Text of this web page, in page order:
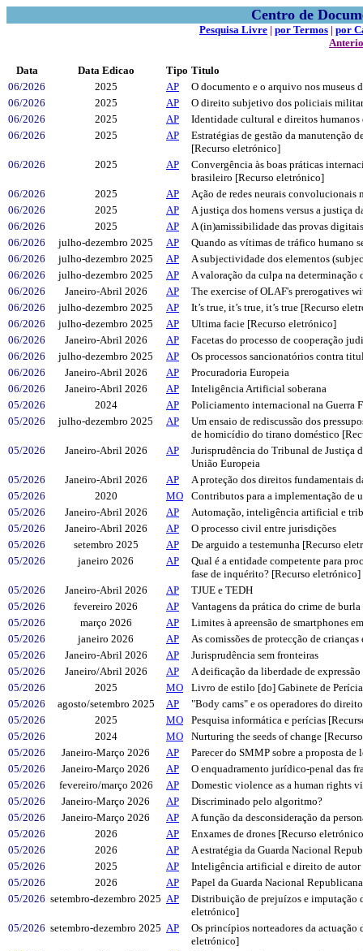
Centro de
Pesquisa Livre | por Termos | por
Data Data Edicao Tipo Titulo
06/2026
2025 AP
O documento e o arquivo nos museus
06/2026
2025 AP
O direito subjetivo dos policiais
06/2026
2025 AP
Identidade cultural e direitos humanos
06/2026
2025 AP
Estratégias de gestão da manutenção
[Recurso eletrónico]
06/2026
2025 AP
Convergência às boas práticas
brasileiro [Recurso eletrónico]
06/2026
2025 AP
Ação de redes neurais convolucionais
06/2026
2025 AP
A justiça dos homens versus a justiça
06/2026
2025 AP
A (in)amissibilidade das provas
06/2026
julho-dezembro 2025 AP
Quando as vítimas de tráfico humano
06/2026
julho-dezembro 2025 AP
A subjectividade dos elementos
06/2026
julho-dezembro 2025 AP
A valoração da culpa na
06/2026
Janeiro-Abril 2026 AP
The exercise of OLAF's prerogatives
06/2026
julho-dezembro 2025 AP
It’s true, it’s true, it’s true [Recurso
06/2026
julho-dezembro 2025 AP
Ultima facie [Recurso eletrónico]
06/2026
Janeiro-Abril 2026 AP
Facetas do processo de cooperação
06/2026
julho-dezembro 2025 AP
Os processos sancionatórios contra
06/2026
Janeiro-Abril 2026 AP
Procuradoria Europeia
06/2026
Janeiro-Abril 2026 AP
Inteligência Artificial soberana
05/2026
2024 AP
Policiamento internacional na Guerra
05/2026
julho-dezembro 2025 AP
Um ensaio de rediscussão dos
de homicídio do tirano doméstico
05/2026
Janeiro-Abril 2026 AP
Jurisprudência do Tribunal de Justiça
União Europeia
05/2026
Janeiro-Abril 2026 AP
A proteção dos direitos fundamentais
05/2026
2020 MO
Contributos para a implementação de
05/2026
Janeiro-Abril 2026 AP
Automação, inteligência artificial e
05/2026
Janeiro-Abril 2026 AP
O processo civil entre jurisdições
05/2026
setembro 2025 AP
De arguido a testemunha [Recurso
05/2026
janeiro 2026 AP
Qual é a entidade competente para
fase de inquérito? [Recurso eletrónico]
05/2026
Janeiro-Abril 2026 AP
TJUE e TEDH
05/2026
fevereiro 2026 AP
Vantagens da prática do crime de
05/2026
março 2026 AP
Limites à apreensão de smartphones
05/2026
janeiro 2026 AP
As comissões de protecção de
05/2026
Janeiro-Abril 2026 AP
Jurisprudência sem fronteiras
05/2026
Janeiro/Abril 2026 AP
A deificação da liberdade de expressão
05/2026
2025 MO
Livro de estilo [do] Gabinete de
05/2026
agosto/setembro 2025 AP
"Body cams" e os operadores do
05/2026
2025 MO
Pesquisa informática e perícias
05/2026
2024 MO
Nurturing the seeds of change
05/2026
Janeiro-Março 2026 AP
Parecer do SMMP sobre a proposta
05/2026
Janeiro-Março 2026 AP
O enquadramento jurídico-penal das
05/2026
fevereiro/março 2026 AP
Domestic violence as a human rights
05/2026
Janeiro-Março 2026 AP
Discriminado pelo algoritmo?
05/2026
Janeiro-Março 2026 AP
A função da desconsideração da
05/2026
2026 AP
Enxames de drones [Recurso
05/2026
2026 AP
A estratégia da Guarda Nacional
05/2026
2025 AP
Inteligência artificial e direito de autor
05/2026
2026 AP
Papel da Guarda Nacional
05/2026 setembro-dezembro 2025 AP
Distribuição de prejuízos e imputação
eletrónico]
05/2026 setembro-dezembro 2025 AP
Os princípios norteadores da
eletrónico]